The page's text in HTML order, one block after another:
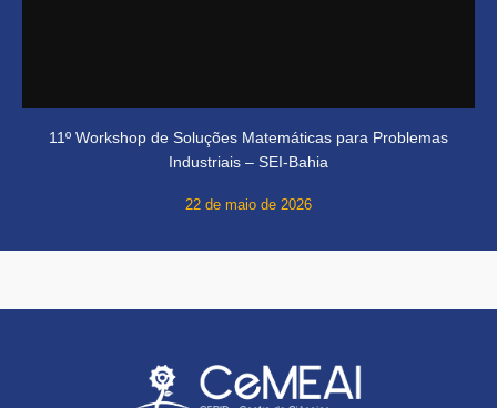
11º Workshop de Soluções Matemáticas para Problemas
Industriais – SEI-Bahia
22 de maio de 2026